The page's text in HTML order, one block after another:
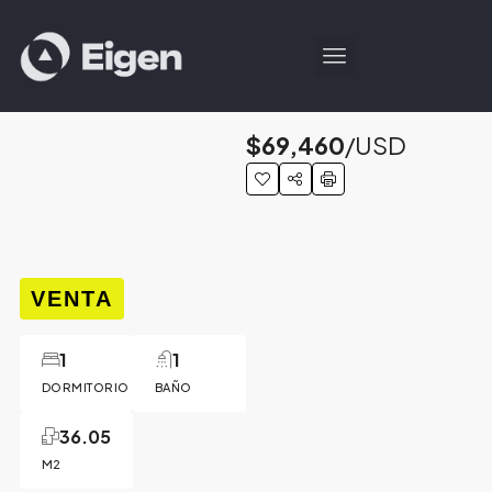
VENTA
DORMITORIO
1
BAÑO
1
M2
36.05
$69,460/USD